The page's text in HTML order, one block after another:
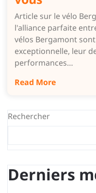
Article sur le vélo
l'alliance parfaite
vélos Bergamont
exceptionnelle, leur
performances…
Read More
Rechercher
Derniers